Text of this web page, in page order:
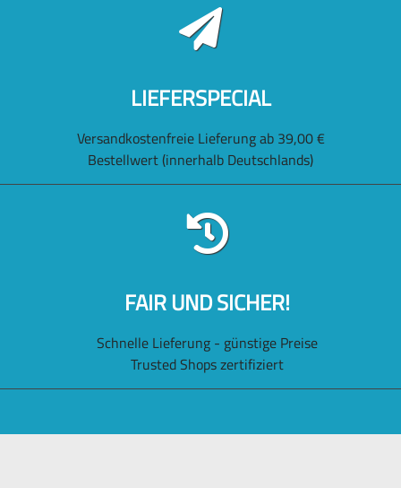
LIEFERSPECIAL
Versandkostenfreie Lieferung ab 39,00 €
Bestellwert (innerhalb Deutschlands)
FAIR UND SICHER!
Schnelle Lieferung - günstige Preise
Trusted Shops zertifiziert